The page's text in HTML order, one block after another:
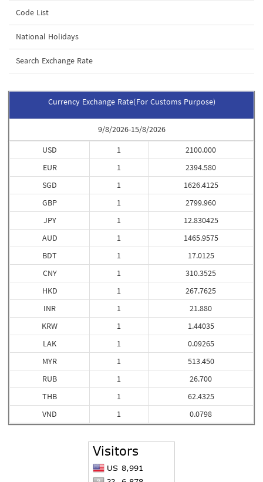
Code List
National Holidays
Search Exchange Rate
Currency Exchange Rate(For Customs Purpose)
9/8/2026-15/8/2026
USD
EUR
SGD
GBP
JPY
AUD
BDT
CNY
HKD
INR
KRW
LAK
MYR
RUB
THB
VND
1
1
1
1
1
1
1
1
1
1
1
1
1
1
1
1
2100.000
2394.580
1626.4125
2799.960
12.830425
1465.9575
17.0125
310.3525
267.7625
21.880
1.44035
0.09265
513.450
26.700
62.4325
0.0798